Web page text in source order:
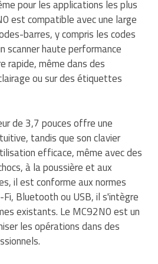
d'atelier
et terrain
pour les applications les plus
est compatible avec une large
barres, y compris les codes
scanner haute performance
rapide, même dans des
ou sur des étiquettes
de 3,7 pouces offre une
tandis que son clavier
efficace, même avec des
à la poussière et aux
il est conforme aux normes
Bluetooth ou USB, il s'intègre
existants. Le MC92N0 est un
les opérations dans des